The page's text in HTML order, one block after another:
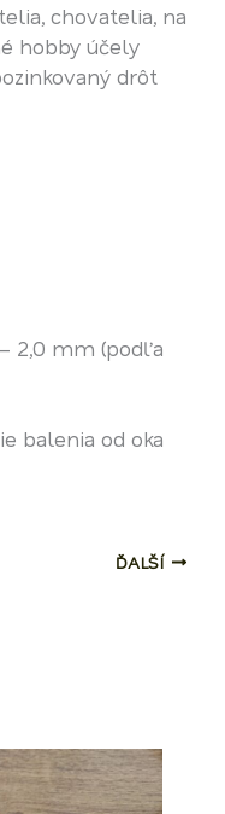
chovatelia, na
hobby účely
drôt
2,0 mm (podľa
balenia od oka
ĎALŠÍ